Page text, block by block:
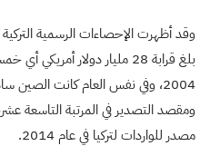
بلغ قرابة 28 مليار دولار
2004، وفي نفس العام كانت الصين
ومقصد التصدير في المرتبة التاسعة
مصدر للواردات لتركيا في عام 2014.